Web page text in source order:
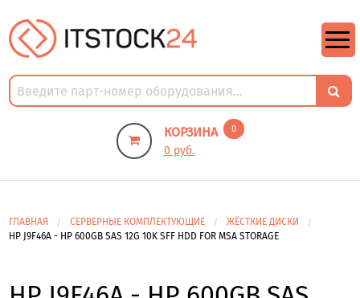
КОРЗИНА 0
0 руб.
ГЛАВНАЯ СЕРВЕРНЫЕ КОМПЛЕКТУЮЩИЕ
ЖЁСТКИЕ ДИСКИ
HP J9F46A - HP 600GB SAS 12G 10K SFF HDD FOR MSA STORAGE